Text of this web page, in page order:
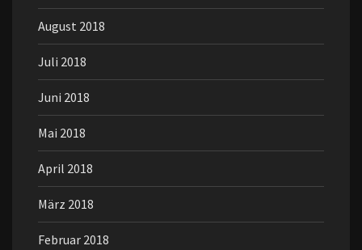
August 2018
Juli 2018
Juni 2018
Mai 2018
April 2018
März 2018
Februar 2018